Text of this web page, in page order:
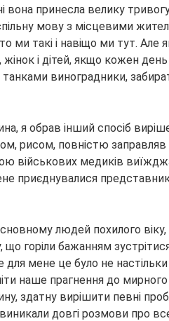
принесла велику тривогу
мову з місцевими
ми такі і навіщо ми тут. Але
і дітей, якщо кожен день
виноградники,
я обрав інший спосіб
рисом, повністю заправляв
військових медиків
приєднувалися
людей похилого віку,
горіли бажанням
для мене це було не
наше прагнення до
здатну вирішити певні
довгі розмови про